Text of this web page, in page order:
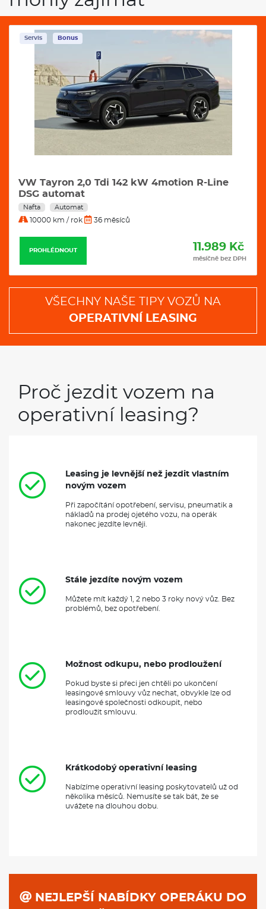
Servis Bonus
VW Tayron 2,0 Tdi 142 kW 4motion R-Line
DSG automat
Nafta Automat
10000 km / rok 36 měsíců
PROHLÉDNOUT 11.989 Kč
měsíčně bez DPH
VŠECHNY NAŠE TIPY VOZŮ NA
OPERATIVNÍ LEASING
Proč jezdit vozem na
operativní leasing?
Leasing je levnější než jezdit vlastním
novým vozem
Při započítání opotřebení, servisu, pneumatik a
nákladů na prodej ojetého vozu, na operák
nakonec jezdíte levněji.
Stále jezdíte novým vozem
Můžete mít každý 1, 2 nebo 3 roky nový vůz. Bez
problémů, bez opotřebení.
Možnost odkupu, nebo prodloužení
Pokud byste si přeci jen chtěli po ukončení
leasingové smlouvy vůz nechat, obvykle lze od
leasingové společnosti odkoupit, nebo
prodloužit smlouvu.
Krátkodobý operativní leasing
Nabízíme operativní leasing poskytovatelů už od
několika měsíců. Nemusíte se tak bát, že se
uvážete na dlouhou dobu.
NEJLEPŠÍ NABÍDKY OPERÁKU DO